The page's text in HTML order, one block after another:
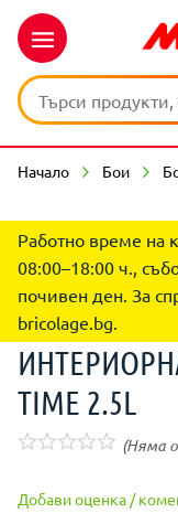
Начало Бои
Работно време на
08:00–18:00 ч.,
почивен ден. За
bricolage.bg.
TIME 2.5L
(Няма
Добави оценка /